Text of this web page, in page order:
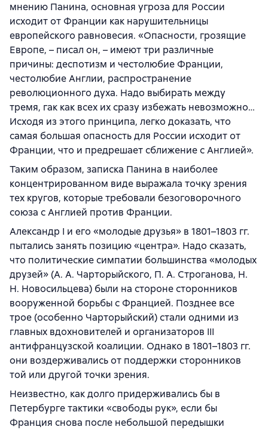
мнению Панина, основная угроза для России
исходит от Франции как нарушительницы
европейского равновесия. «Опасности, грозящие
Европе, – писал он, – имеют три различные
причины: деспотизм и честолюбие Франции,
честолюбие Англии, распространение
революционного духа. Надо выбирать между
тремя, гак как всех их сразу избежать невозможно…
Исходя из этого принципа, легко доказать, что
самая большая опасность для России исходит от
Франции, что и предрешает сближение с Англией».
Таким образом, записка Панина в наиболее
концентрированном виде выражала точку зрения
тех кругов, которые требовали безоговорочного
союза с Англией против Франции.
Александр I и его «молодые друзья» в 1801–1803 гг.
пытались занять позицию «центра». Надо сказать,
что политические симпатии большинства «молодых
друзей» (А. А. Чарторыйского, П. А. Строганова, H.
Н. Новосильцева) были на стороне сторонников
вооруженной борьбы с Францией. Позднее все
трое (особенно Чарторыйский) стали одними из
главных вдохновителей и организаторов III
антифранцузской коалиции. Однако в 1801–1803 гг.
они воздерживались от поддержки сторонников
той или другой точки зрения.
Неизвестно, как долго придерживались бы в
Петербурге тактики «свободы рук», если бы
Франция снова после небольшой передышки